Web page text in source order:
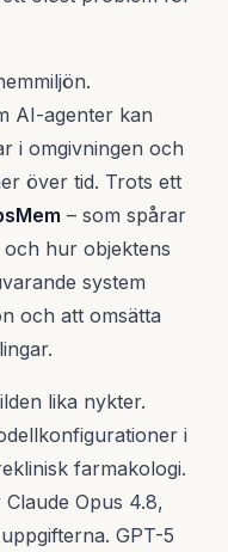
AI-agenter kan
i omgivningen och
över tid. Trots ett
– som spårar
hur objektens
system
och att omsätta
lika nykter.
i
farmakologi.
Opus 4.8,
GPT-5